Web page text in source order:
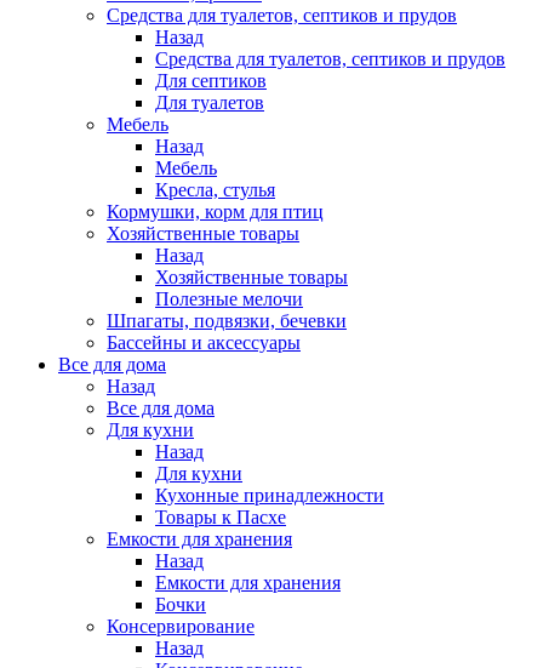
Средства для туалетов, септиков и прудов
Назад
Средства для туалетов, септиков и прудов
Для септиков
Для туалетов
Мебель
Назад
Мебель
Кресла, стулья
Кормушки, корм для птиц
Хозяйственные товары
Назад
Хозяйственные товары
Полезные мелочи
Шпагаты, подвязки, бечевки
Бассейны и аксессуары
Все для дома
Назад
Все для дома
Для кухни
Назад
Для кухни
Кухонные принадлежности
Товары к Пасхе
Емкости для хранения
Назад
Емкости для хранения
Бочки
Консервирование
Назад